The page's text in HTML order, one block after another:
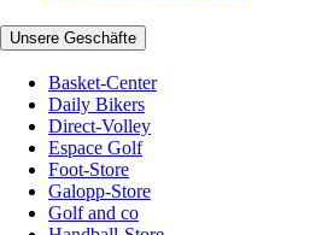
Unsere Geschäfte
Basket-Center
Daily Bikers
Direct-Volley
Espace Golf
Foot-Store
Galopp-Store
Golf and co